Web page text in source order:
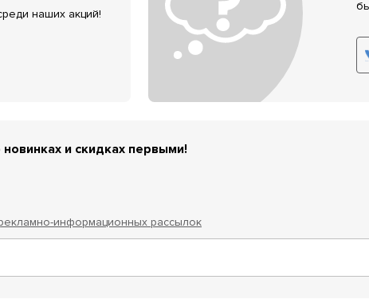
наших акций!
и скидках первыми!
информационных рассылок